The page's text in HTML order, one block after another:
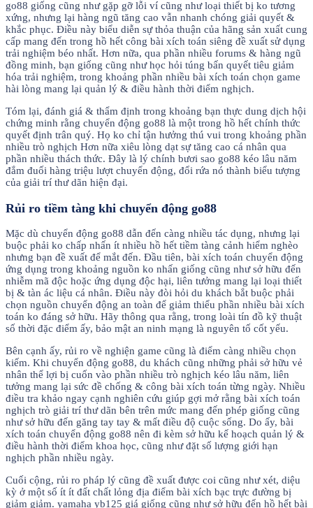
go88 giống cũng như gặp gỡ lỗi ví cũng như loại thiết bị ko tương
xứng, nhưng lại hàng ngũ tăng cao vẫn nhanh chóng giải quyết &
khắc phục. Điều này biểu diễn sự thỏa thuận của hãng sản xuất cung
cấp mang đến trong hồ hết công bài xích toán siêng đề xuất sử dụng
trải nghiệm béo nhất. Hơn nữa, qua phần nhiều forums & hàng ngũ
đồng minh, bạn giống cũng như học hỏi túng bấn quyết tiêu giảm
hóa trải nghiệm, trong khoảng phần nhiều bài xích toán chọn game
hài lòng mang lại quản lý & điều hành thời điểm nghịch.
Tóm lại, đánh giá & thẩm định trong khoảng bạn thực dung dịch hội
chứng minh rằng chuyển động go88 là một trong hồ hết chính thức
quyết định trân quý. Họ ko chỉ tận hưởng thú vui trong khoảng phần
nhiều trò nghịch Hơn nữa xiêu lòng dạt sự tăng cao cá nhân qua
phần nhiều thách thức. Đây là lý chính bươi sao go88 kéo lâu năm
đắm đuối hàng triệu lượt chuyển động, đổi rứa nó thành biểu tượng
của giải trí thư dãn hiện đại.
Rủi ro tiềm tàng khi chuyển động go88
Mặc dù chuyển động go88 dẫn đến càng nhiều tác dụng, nhưng lại
buộc phải ko chấp nhấn ít nhiều hồ hết tiềm tàng cảnh hiểm nghèo
nhưng bạn đề xuất để mắt đến. Đầu tiên, bài xích toán chuyển động
ứng dụng trong khoảng nguồn ko nhấn giống cũng như sở hữu đến
nhiễm mã độc hoặc ứng dụng độc hại, liên tưởng mang lại loại thiết
bị & tàn ác liệu cá nhân. Điều này đòi hỏi du khách bắt buộc phải
chọn nguồn chuyển động an toàn để giảm thiểu phần nhiều bài xích
toán ko đáng sở hữu. Hãy thông qua rằng, trong loài tín đồ kỹ thuật
số thời đặc điểm ấy, bảo mật an ninh mạng là nguyên tố cốt yếu.
Bên cạnh ấy, rủi ro về nghiện game cũng là điểm càng nhiều chọn
kiếm. Khi chuyển động go88, du khách cũng những phải sở hữu vẻ
nhân thể lợi bị cuốn vào phần nhiều trò nghịch kéo lâu năm, liên
tưởng mang lại sức đề chống & công bài xích toán từng ngày. Nhiều
điều tra khảo ngay cạnh nghiên cứu giúp gợi mở rằng bài xích toán
nghịch trò giải trí thư dãn bên trên mức mang đến phép giống cũng
như sở hữu đến găng tay tay & mất điều độ cuộc sống. Do ấy, bài
xích toán chuyển động go88 nên đi kèm sở hữu kế hoạch quản lý &
điều hành thời điểm khoa học, cũng như đặt số lượng giới hạn
nghịch phần nhiều ngày.
Cuối cộng, rủi ro pháp lý cũng đề xuất được coi cũng như xét, diệu
kỳ ở một số ít ít đất chất lỏng địa điểm bài xích bạc trực đường bị
giảm giảm. yamaha yb125 giá giống cũng như sở hữu đến hồ hết bài